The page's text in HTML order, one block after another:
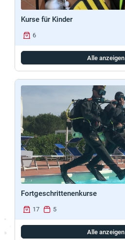
Kurse für Kinder
6
Alle anzeigen
Fortgeschrittenenkurse
17 5
Alle anzeigen